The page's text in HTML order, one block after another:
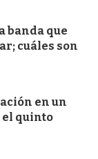
banda que
cuáles son
en un
el quinto